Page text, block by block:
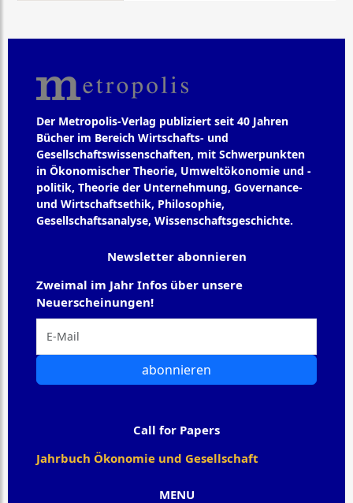
Der Metropolis-Verlag publiziert seit 40 Jahren
Bücher im Bereich Wirtschafts- und
Gesellschaftswissenschaften, mit Schwerpunkten
in Ökonomischer Theorie, Umweltökonomie und -
politik, Theorie der Unternehmung, Governance-
und Wirtschaftsethik, Philosophie,
Gesellschaftsanalyse, Wissenschaftsgeschichte.
MENU
Newsletter abonnieren
Zweimal im Jahr Infos über unsere
Neuerscheinungen!
abonnieren
Call for Papers
Jahrbuch Ökonomie und Gesellschaft